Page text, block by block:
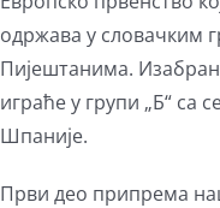
одржава у словачким
Пијештанима.
играће у групи „Б“ са
Шпаније.
Први део припрема